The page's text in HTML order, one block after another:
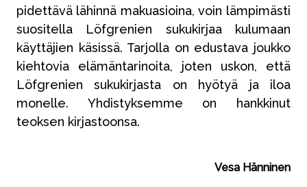
pidettävä lähinnä makuasioina, voin lämpimästi
suositella Löfgrenien sukukirjaa kulumaan
käyttäjien käsissä. Tarjolla on edustava joukko
kiehtovia elämäntarinoita, joten uskon, että
Löfgrenien sukukirjasta on hyötyä ja iloa
monelle. Yhdistyksemme on hankkinut
teoksen kirjastoonsa.
Vesa Hänninen